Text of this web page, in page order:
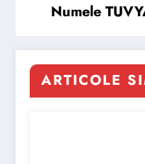
Numele
ARTICOLE